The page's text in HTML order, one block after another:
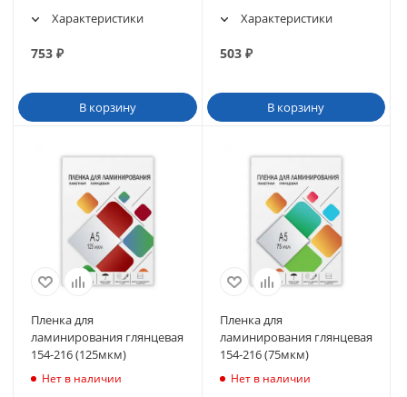
Характеристики
753 ₽
В корзину
Характеристики
503₽
В корзину
Пленка для
ламинирования глянцевая
154-216 (125мкм)
Нет в наличии
Пленка для
ламинирования глянцевая
154-216 (75мкм)
Нет в наличии